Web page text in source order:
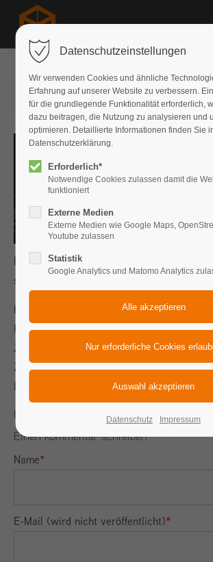
11.11.2017 von Jonathan Kees
Ein etwas nasser aber wunderschöner
strahlenden Gesichtern geht nun schon zu
Hier zu einer Hochzeit in der DM Arena
Hotel Heitlinger Hof.
Zudem möchten wir ihnen den wirklich
Zeitungsbericht, unseresFeuerwerkes zur
Lahr nicht vorenthalten.
Kommentare
Einen Kommentar schreiben
Name*
E-Mail (wird nicht veröffentlicht)*
Datenschutzeinstellungen
Wir verwenden Cookies und ähnliche
Erfahrung auf unserer Website zu verbessern.
für die grundlegende Funktionalität erforderlich,
dazu beitragen, die Nutzung zu analysieren und
optimieren. Detaillierte Informationen finden Sie
Datenschutzerklärung.
Erforderlich*
Notwendige Cookies zulassen damit die
funktioniert
Externe Medien
Externe Medien wie Google Maps,
Youtube zulassen
Statistik
Google Analytics und Matomo Analytics
Datenschutz Impressum